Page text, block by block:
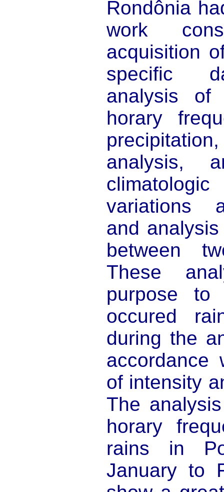
Rondônia
work
acquisition
specific
analysis of
horary
analysis,
variations
and
between
These
purpose to
occured
during the
accordance
of intensity
The
horary
rains in
January to